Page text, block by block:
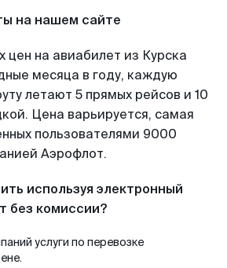
на нашем сайте
цен на авиабилет из Курска
месяца в году, каждую
летают 5 прямых рейсов и 10
Цена варьируется, самая
пользователями 9000
Аэрофлот.
используя электронный
без комиссии?
услуги по перевозке